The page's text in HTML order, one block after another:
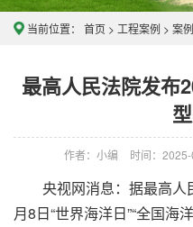
当前位置： 首页 > 工程案例 > 案
最高人民法院发布
作者：小编 时间：
央视网消息：据最高人
月8日“世界海洋日”“全国海